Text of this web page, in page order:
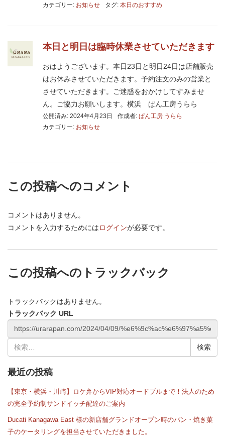
カテゴリー: お知らせ タグ: 本日のおすすめ
本日と明日は臨時休業させていただきます
おはようございます。本日23日と明日24日は店舗販売
はお休みさせていただきます。予約注文のみの営業と
させていただきます。ご迷惑をおかけしてすみませ
ん。ご協力お願いします。横浜 ぱん工房うらら
公開済み: 2024年4月23日 作成者: ぱん工房 うらら
カテゴリー: お知らせ
この投稿へのコメント
コメントはありません。
コメントを入力するためにはログインが必要です。
この投稿へのトラックバック
トラックバックはありません。
トラックバック URL
索:
最近の投稿
【東京・横浜・川崎】ロケ弁からVIP対応オードブルまで！法人のため
の完全予約制サンドイッチ配達のご案内
Ducati Kanagawa East 様の新店舗グランドオープン時のパン・焼き菓
子のケータリングを担当させていただきました。